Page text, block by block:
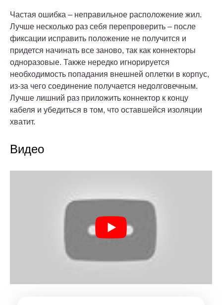
Частая ошибка – неправильное расположение жил.
Лучше несколько раз себя перепроверить – после
фиксации исправить положение не получится и
придется начинать все заново, так как коннекторы
одноразовые. Также нередко игнорируется
необходимость попадания внешней оплетки в корпус,
из-за чего соединение получается недолговечным.
Лучше лишний раз приложить коннектор к концу
кабеля и убедиться в том, что оставшейся изоляции
хватит.
Видео